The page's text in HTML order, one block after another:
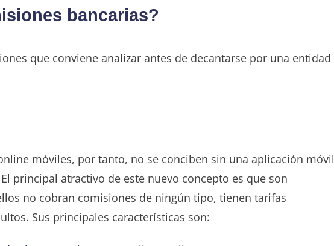
bancarias?
que conviene analizar antes de decantarse por una entidad
móviles, por tanto, no se conciben sin una aplicación móvil
principal atractivo de este nuevo concepto es que son
no cobran comisiones de ningún tipo, tienen tarifas
Sus principales características son: